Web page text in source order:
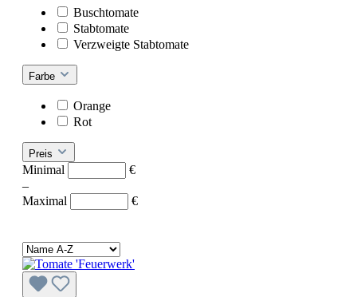
Buschtomate
Stabtomate
Verzweigte Stabtomate
Farbe
Orange
Rot
Preis
Minimal
€
–
Maximal
€